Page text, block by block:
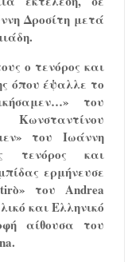
Δροσίτη μετά
ο τενόρος και
όπου έψαλλε το
του
του Ιωάννη
τενόρος και
ερμήνευσε
του Andrea
και Ελληνικό
αίθουσα του
.